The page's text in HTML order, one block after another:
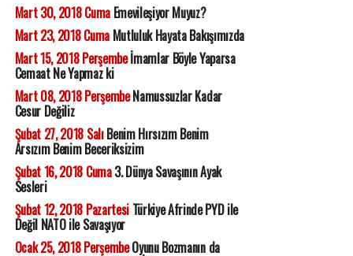
Mart 30, 2018 CumaEmevileşiyor Muyuz?
Mart 23, 2018 CumaMutluluk Hayata Bakışımızda
Mart 15, 2018 Perşembeİmamlar Böyle Yaparsa
Cemaat Ne Yapmaz ki
Mart 08, 2018 PerşembeNamussuzlar Kadar
Cesur Değiliz
Şubat 27, 2018 SalıBenim Hırsızım Benim
Arsızım Benim Beceriksizim
Şubat 16, 2018 Cuma3. Dünya Savaşının Ayak
Sesleri
Şubat 12, 2018 PazartesiTürkiye Afrinde PYD ile
Değil NATO ile Savaşıyor
Ocak 25, 2018 PerşembeOyunu Bozmanın da